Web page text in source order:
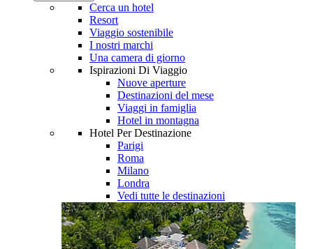
Cerca un hotel
Resort
Viaggio sostenibile
I nostri marchi
Una camera di giorno
Ispirazioni Di Viaggio
Nuove aperture
Destinazioni del mese
Viaggi in famiglia
Hotel in montagna
Hotel Per Destinazione
Parigi
Roma
Milano
Londra
Vedi tutte le destinazioni